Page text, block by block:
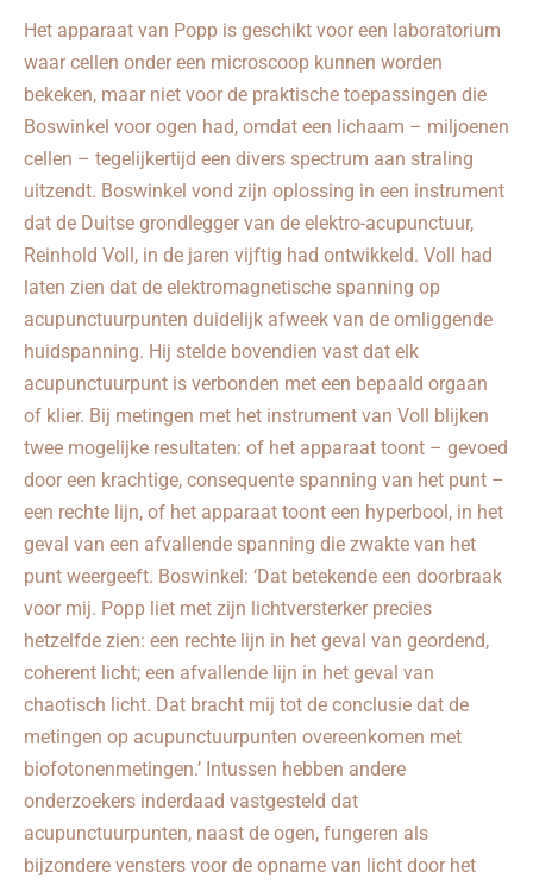
Het apparaat van Popp is geschikt voor een laboratorium
waar cellen onder een microscoop kunnen worden
bekeken, maar niet voor de praktische toepassingen die
Boswinkel voor ogen had, omdat een lichaam – miljoenen
cellen – tegelijkertijd een divers spectrum aan straling
uitzendt. Boswinkel vond zijn oplossing in een instrument
dat de Duitse grondlegger van de elektro-acupunctuur,
Reinhold Voll, in de jaren vijftig had ontwikkeld. Voll had
laten zien dat de elektromagnetische spanning op
acupunctuurpunten duidelijk afweek van de omliggende
huidspanning. Hij stelde bovendien vast dat elk
acupunctuurpunt is verbonden met een bepaald orgaan
of klier. Bij metingen met het instrument van Voll blijken
twee mogelijke resultaten: of het apparaat toont – gevoed
door een krachtige, consequente spanning van het punt –
een rechte lijn, of het apparaat toont een hyperbool, in het
geval van een afvallende spanning die zwakte van het
punt weergeeft. Boswinkel: ‘Dat betekende een doorbraak
voor mij. Popp liet met zijn lichtversterker precies
hetzelfde zien: een rechte lijn in het geval van geordend,
coherent licht; een afvallende lijn in het geval van
chaotisch licht. Dat bracht mij tot de conclusie dat de
metingen op acupunctuurpunten overeenkomen met
biofotonenmetingen.’ Intussen hebben andere
onderzoekers inderdaad vastgesteld dat
acupunctuurpunten, naast de ogen, fungeren als
bijzondere vensters voor de opname van licht door het